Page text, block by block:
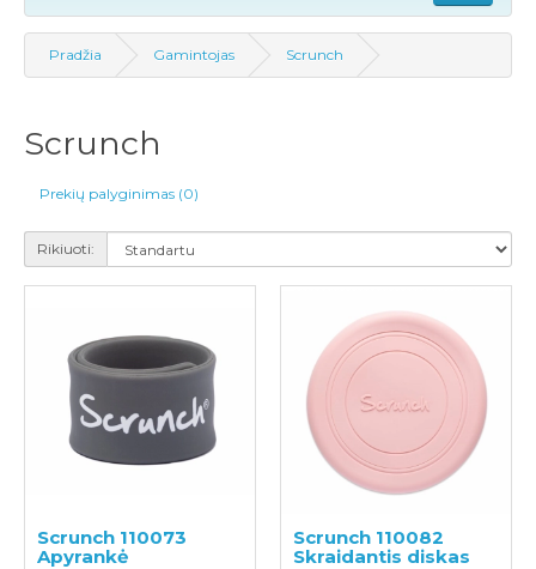
Pradžia Gamintojas Scrunch
Scrunch
Prekių palyginimas (0)
Rikiuoti:
Scrunch 110073
Apyrankė
Scrunch 110082
Skraidantis diskas